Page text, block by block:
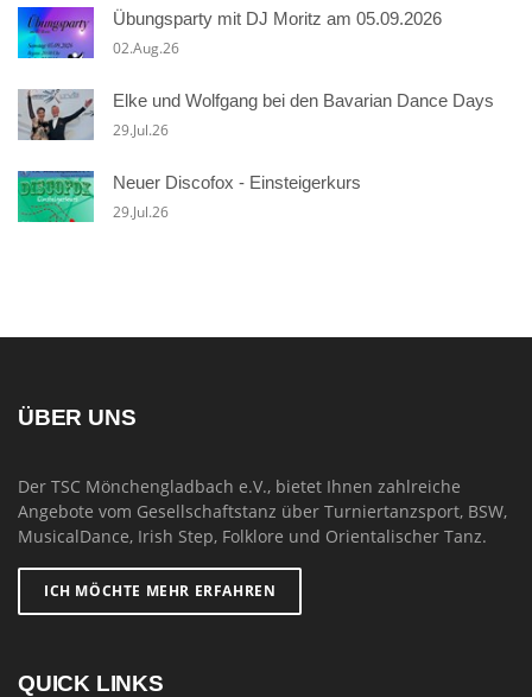
Übungsparty mit DJ Moritz am 05.09.2026
02.Aug.26
Elke und Wolfgang bei den Bavarian Dance Days
29.Jul.26
Neuer Discofox - Einsteigerkurs
29.Jul.26
ÜBER UNS
Der TSC Mönchengladbach e.V., bietet Ihnen zahlreiche
Angebote vom Gesellschaftstanz über Turniertanzsport, BSW,
MusicalDance, Irish Step, Folklore und Orientalischer Tanz.
ICH MÖCHTE MEHR ERFAHREN
QUICK LINKS